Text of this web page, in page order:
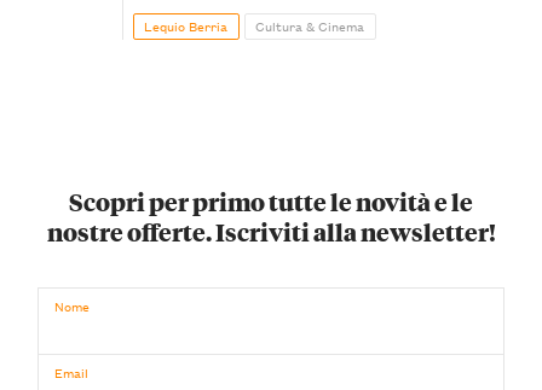
Lequio Berria Cultura & Cinema
Scopri per primo tutte le novità e le
nostre offerte. Iscriviti alla newsletter!
Nome
Email